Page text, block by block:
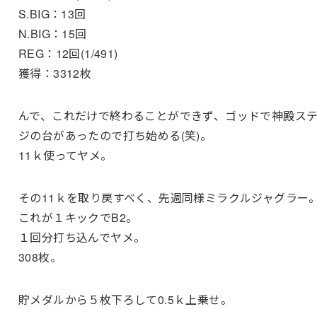
S.BIG：13回
N.BIG：15回
REG：12回(1/491)
獲得：3312枚
んで、これだけで終わることができず、ゴッドで神殿ス
ジの台があったので打ち始める(笑)。
11ｋ使ってヤメ。
その11ｋを取り戻すべく、先週同様ミラクルジャグラー
これが１キックでB2。
１回分打ち込んでヤメ。
308枚。
貯メダルから５枚下ろして0.5ｋ上乗せ。